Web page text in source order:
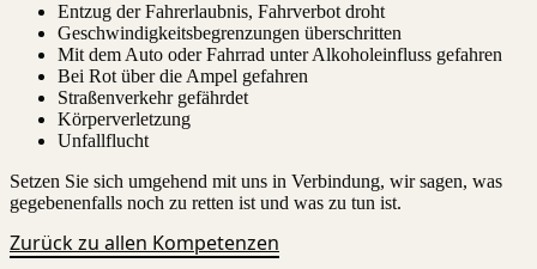
Entzug der Fahrerlaubnis, Fahrverbot droht
Geschwindigkeitsbegrenzungen überschritten
Mit dem Auto oder Fahrrad unter Alkoholeinfluss gefahren
Bei Rot über die Ampel gefahren
Straßenverkehr gefährdet
Körperverletzung
Unfallflucht
Setzen Sie sich umgehend mit uns in Verbindung, wir sagen, was
gegebenenfalls noch zu retten ist und was zu tun ist.
Zurück zu allen Kompetenzen